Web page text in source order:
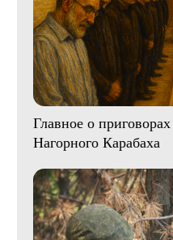
Главное о
Нагорного Карабаха